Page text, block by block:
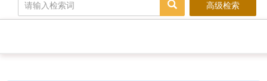
高级检索